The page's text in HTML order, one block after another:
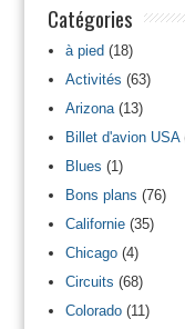
Catégories
à pied(18)
Activités (63)
Arizona(13)
Billet d'avion USA
Blues (1)
Bons plans (76)
Californie(35)
Chicago(4)
Circuits (68)
Colorado(11)